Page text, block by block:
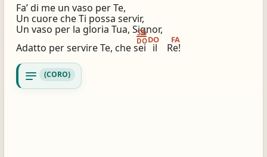
Fa’ di me un vaso per Te,
Un cuore che Ti possa servir,
Un vaso per la gloria Tua, Signor,
Adatto per servire Te, che sei
SIb
DO
il
DO
Re!
FA
notes (CORO)